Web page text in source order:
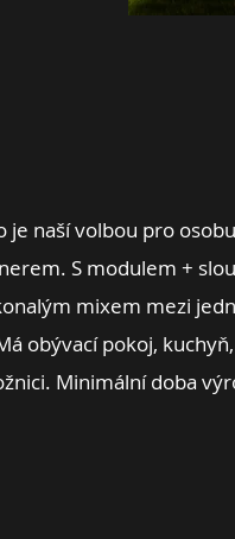
je naší volbou pro
S modulem +
mixem mezi
obývací pokoj,
Minimální doba